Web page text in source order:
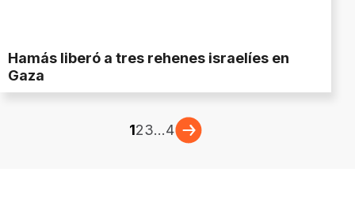
Hamás liberó a tres rehenes israelíes en
Gaza
123...4